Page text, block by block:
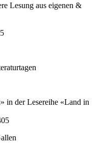
Lesung aus eigenen &
in der Lesereihe «Land in